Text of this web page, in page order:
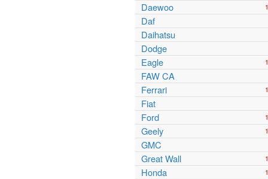
Daewoo
Daf
Daihatsu
Dodge
Eagle
FAW CA
Ferrari
Fiat
Ford
Geely
GMC
Great Wall
Honda